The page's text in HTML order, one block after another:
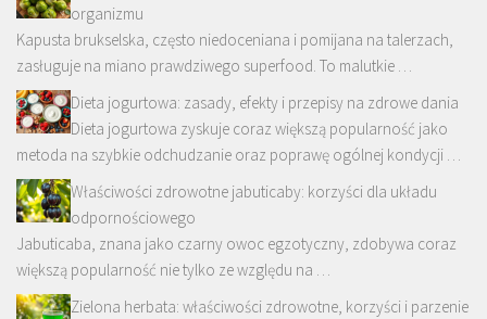
organizmu
Kapusta brukselska, często niedoceniana i pomijana na talerzach,
zasługuje na miano prawdziwego superfood. To malutkie …
Dieta jogurtowa: zasady, efekty i przepisy na zdrowe dania
Dieta jogurtowa zyskuje coraz większą popularność jako
metoda na szybkie odchudzanie oraz poprawę ogólnej kondycji …
Właściwości zdrowotne jabuticaby: korzyści dla układu
odpornościowego
Jabuticaba, znana jako czarny owoc egzotyczny, zdobywa coraz
większą popularność nie tylko ze względu na …
Zielona herbata: właściwości zdrowotne, korzyści i parzenie